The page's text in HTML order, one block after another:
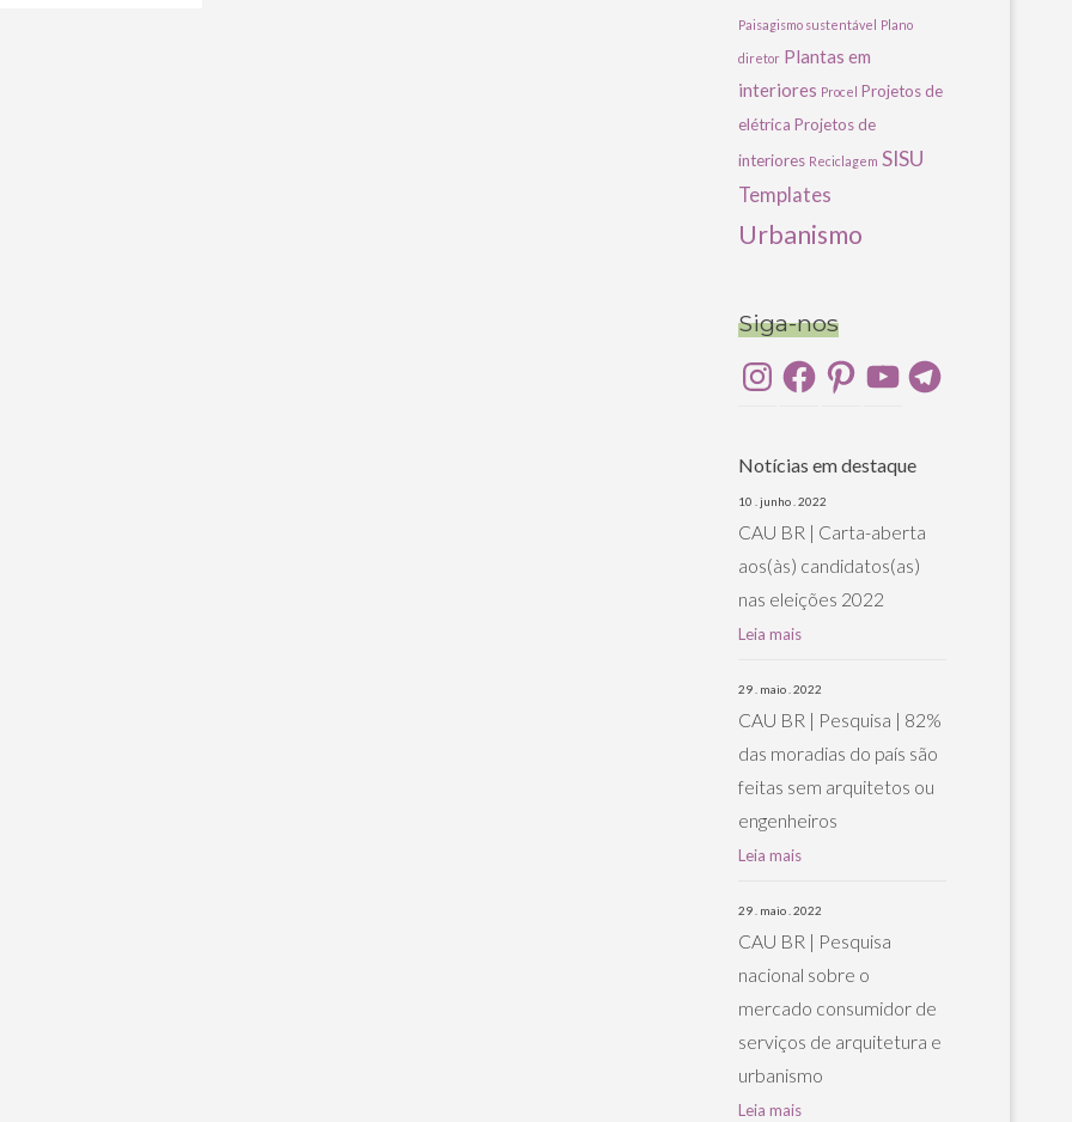
Paisagismo sustentável Plano
diretor Plantas em
interiores Procel Projetos de
elétrica Projetos de
interiores Reciclagem SISU
Templates
Urbanismo
Siga-nos
InstagramFacebookPinterestYouTubeTelegram
Notícias em destaque
10 . junho . 2022
CAU BR | Carta-aberta
aos(às) candidatos(as)
nas eleições 2022
Leia mais
29 . maio . 2022
CAU BR | Pesquisa | 82%
das moradias do país são
feitas sem arquitetos ou
engenheiros
Leia mais
29 . maio . 2022
CAU BR | Pesquisa
nacional sobre o
mercado consumidor de
serviços de arquitetura e
urbanismo
Leia mais